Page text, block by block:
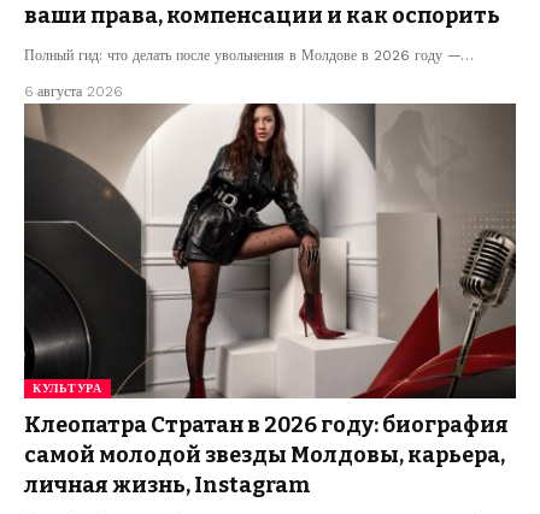
ваши права, компенсации и как оспорить
Полный гид: что делать после увольнения в Молдове в 2026 году —…
6 августа 2026
КУЛЬТУРА
Клеопатра Стратан в 2026 году: биография
самой молодой звезды Молдовы, карьера,
личная жизнь, Instagram